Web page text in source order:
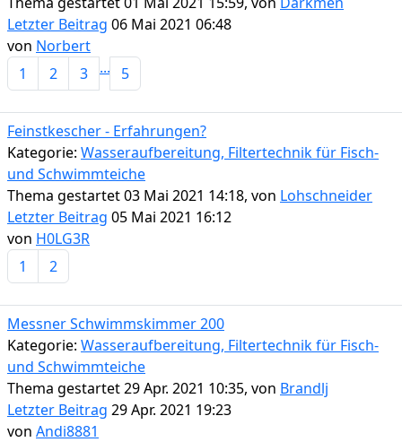
Letzter Beitrag 06 Mai 2021 06:48
von Norbert
1
2 3 ... 5
Feinstkescher - Erfahrungen?
Kategorie: Wasseraufbereitung, Filtertechnik für Fisch-
und Schwimmteiche
Thema gestartet 03 Mai 2021 14:18, von Lohschneider
Letzter Beitrag 05 Mai 2021 16:12
von H0LG3R
1
2
Messner Schwimmskimmer 200
Kategorie: Wasseraufbereitung, Filtertechnik für Fisch-
und Schwimmteiche
Thema gestartet 29 Apr. 2021 10:35, von Brandlj
Letzter Beitrag 29 Apr. 2021 19:23
von Andi8881